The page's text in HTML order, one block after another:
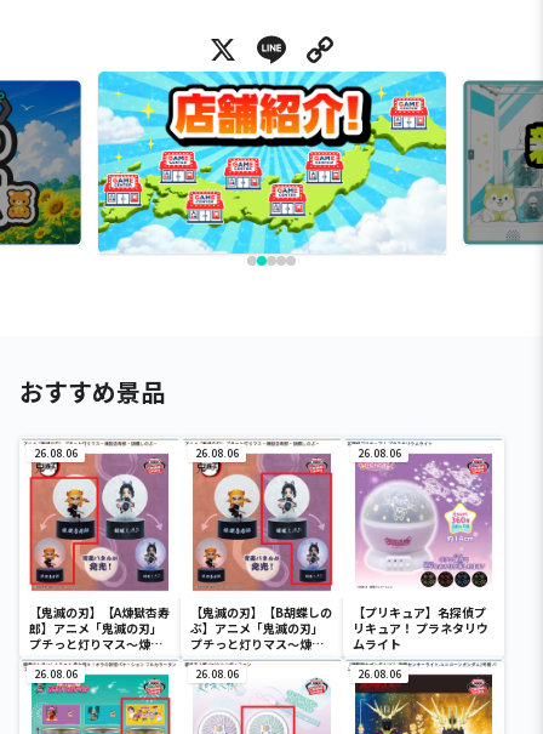
X Line
おすすめ景品
26.08.06
【鬼滅の刃】【A煉獄杏寿
郎】アニメ「鬼滅の刃」
プチっと灯りマス～煉獄
杏寿郎・胡蝶しのぶ～
26.08.06
【鬼滅の刃】【B胡蝶しの
ぶ】アニメ「鬼滅の刃」
プチっと灯りマス～煉獄
杏寿郎・胡蝶しのぶ～
26.08.06
【プリキュア】名探偵プ
リキュア！ プラネタリウ
ムライト
26.08.06 26.08.06 26.08.06